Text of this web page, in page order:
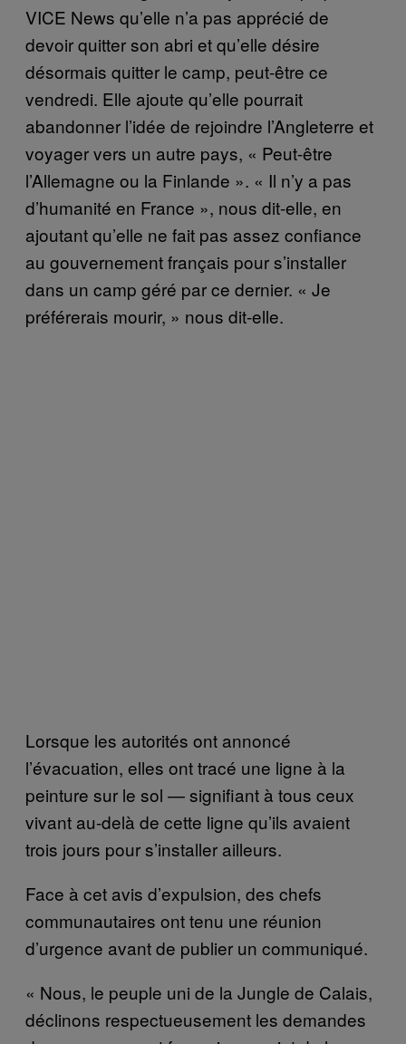
VICE News qu’elle n’a pas apprécié de
devoir quitter son abri et qu’elle désire
désormais quitter le camp, peut-être ce
vendredi. Elle ajoute qu’elle pourrait
abandonner l’idée de rejoindre l’Angleterre et
voyager vers un autre pays, « Peut-être
l’Allemagne ou la Finlande ». « Il n’y a pas
d’humanité en France », nous dit-elle, en
ajoutant qu’elle ne fait pas assez confiance
au gouvernement français pour s’installer
dans un camp géré par ce dernier. « Je
préférerais mourir, » nous dit-elle.
Lorsque les autorités ont annoncé
l’évacuation, elles ont tracé une ligne à la
peinture sur le sol — signifiant à tous ceux
vivant au-delà de cette ligne qu’ils avaient
trois jours pour s’installer ailleurs.
Face à cet avis d’expulsion, des chefs
communautaires ont tenu une réunion
d’urgence avant de publier un communiqué.
« Nous, le peuple uni de la Jungle de Calais,
déclinons respectueusement les demandes